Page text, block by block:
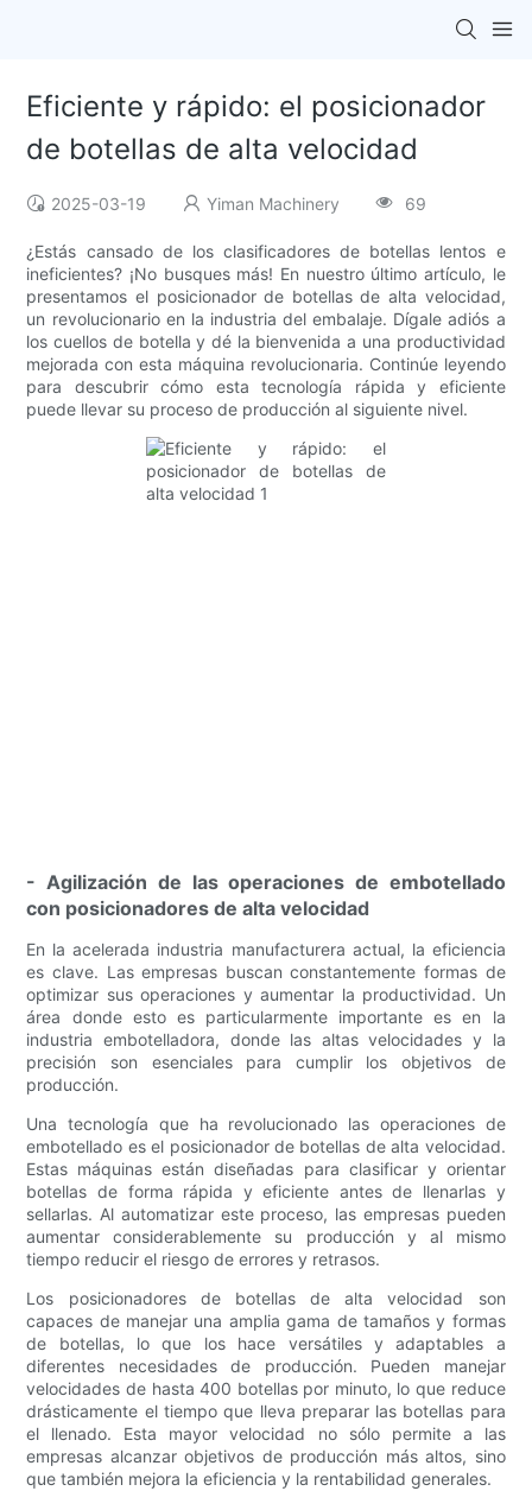
Eficiente y rápido: el posicionador
de botellas de alta velocidad
2025-03-19 Yiman Machinery 69
¿Estás cansado de los clasificadores de botellas lentos e
ineficientes? ¡No busques más! En nuestro último artículo, le
presentamos el posicionador de botellas de alta velocidad,
un revolucionario en la industria del embalaje. Dígale adiós a
los cuellos de botella y dé la bienvenida a una productividad
mejorada con esta máquina revolucionaria. Continúe leyendo
para descubrir cómo esta tecnología rápida y eficiente
puede llevar su proceso de producción al siguiente nivel.
- Agilización de las operaciones de embotellado
con posicionadores de alta velocidad
En la acelerada industria manufacturera actual, la eficiencia
es clave. Las empresas buscan constantemente formas de
optimizar sus operaciones y aumentar la productividad. Un
área donde esto es particularmente importante es en la
industria embotelladora, donde las altas velocidades y la
precisión son esenciales para cumplir los objetivos de
producción.
Una tecnología que ha revolucionado las operaciones de
embotellado es el posicionador de botellas de alta velocidad.
Estas máquinas están diseñadas para clasificar y orientar
botellas de forma rápida y eficiente antes de llenarlas y
sellarlas. Al automatizar este proceso, las empresas pueden
aumentar considerablemente su producción y al mismo
tiempo reducir el riesgo de errores y retrasos.
Los posicionadores de botellas de alta velocidad son
capaces de manejar una amplia gama de tamaños y formas
de botellas, lo que los hace versátiles y adaptables a
diferentes necesidades de producción. Pueden manejar
velocidades de hasta 400 botellas por minuto, lo que reduce
drásticamente el tiempo que lleva preparar las botellas para
el llenado. Esta mayor velocidad no sólo permite a las
empresas alcanzar objetivos de producción más altos, sino
que también mejora la eficiencia y la rentabilidad generales.